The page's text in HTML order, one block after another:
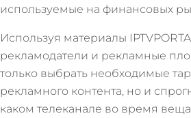
используемые на финансовых
Используя материалы
рекламодатели и рекламные
только выбрать необходимые
рекламного контента, но и
каком телеканале во время